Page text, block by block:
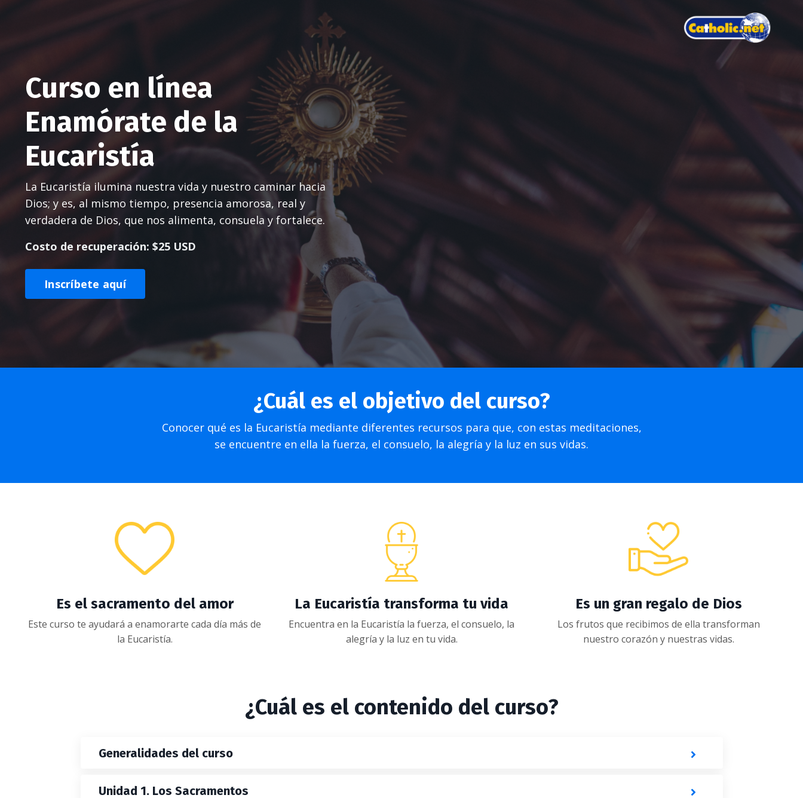
Curso en línea
Enamórate de la
Eucaristía
La Eucaristía ilumina nuestra vida y nuestro caminar hacia
Dios; y es, al mismo tiempo, presencia amorosa, real y
verdadera de Dios, que nos alimenta, consuela y fortalece.
Costo de recuperación: $25 USD
Inscríbete aquí
¿Cuál es el objetivo del curso?
Conocer qué es la Eucaristía mediante diferentes recursos para que, con estas meditaciones,
se encuentre en ella la fuerza, el consuelo, la alegría y la luz en sus vidas.
Es el sacramento del amor
Este curso te ayudará a enamorarte cada día más de
la Eucaristía.
La Eucaristía transforma tu vida
Encuentra en la Eucaristía la fuerza, el consuelo, la
alegría y la luz en tu vida.
Es un gran regalo de Dios
Los frutos que recibimos de ella transforman
nuestro corazón y nuestras vidas.
¿Cuál es el contenido del curso?
Generalidades del curso
Unidad 1. Los Sacramentos